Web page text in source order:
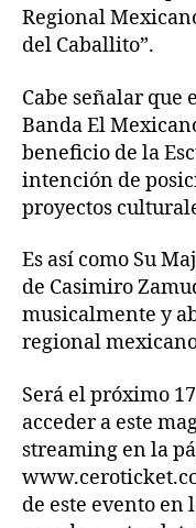
Regional
del Caballito”.
Cabe señalar que
Banda El
beneficio de la
intención de
proyectos
Es así como Su
de Casimiro
musicalmente y
regional
Será el próximo
acceder a este
streaming en la
de este evento en